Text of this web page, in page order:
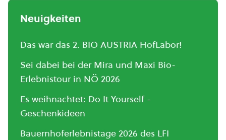
Neuigkeiten
Das war das 2. BIO AUSTRIA HofLabor!
Sei dabei bei der Mira und Maxi Bio-
Erlebnistour in NÖ 2026
Es weihnachtet: Do It Yourself -
Geschenkideen
Bauernhoferlebnistage 2026 des LFI